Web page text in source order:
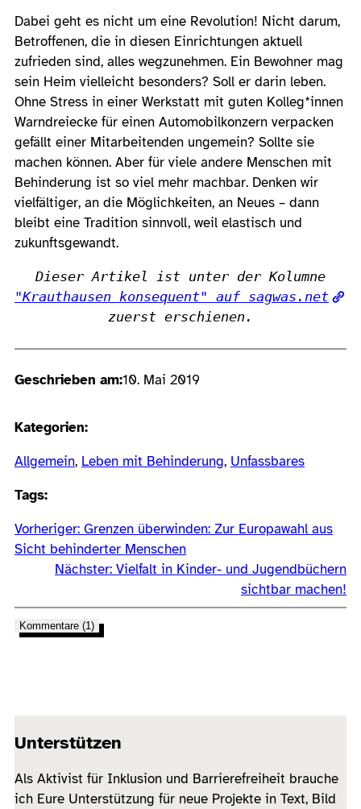
Dabei geht es nicht um eine Revolution! Nicht darum,
Betroffenen, die in diesen Einrichtungen aktuell
zufrieden sind, alles wegzunehmen. Ein Bewohner mag
sein Heim vielleicht besonders? Soll er darin leben.
Ohne Stress in einer Werkstatt mit guten Kolleg*innen
Warndreiecke für einen Automobilkonzern verpacken
gefällt einer Mitarbeitenden ungemein? Sollte sie
machen können. Aber für viele andere Menschen mit
Behinderung ist so viel mehr machbar. Denken wir
vielfältiger, an die Möglichkeiten, an Neues – dann
bleibt eine Tradition sinnvoll, weil elastisch und
zukunftsgewandt.
Dieser Artikel ist unter der Kolumne
"Krauthausen konsequent" auf sagwas.net
zuerst erschienen.
Geschrieben am:10. Mai 2019
Kategorien:
Allgemein, Leben mit Behinderung, Unfassbares
Tags:
Vorheriger: Grenzen überwinden: Zur Europawahl aus
Sicht behinderter Menschen
Nächster: Vielfalt in Kinder- und Jugendbüchern
sichtbar machen!
Kommentare (1)
Unterstützen
Als Aktivist für Inklusion und Barrierefreiheit brauche
ich Eure Unterstützung für neue Projekte in Text, Bild